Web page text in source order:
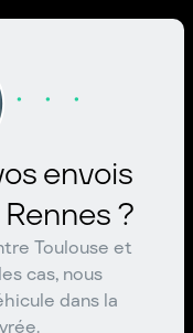
envois
?
Toulouse et
cas, nous
dans la